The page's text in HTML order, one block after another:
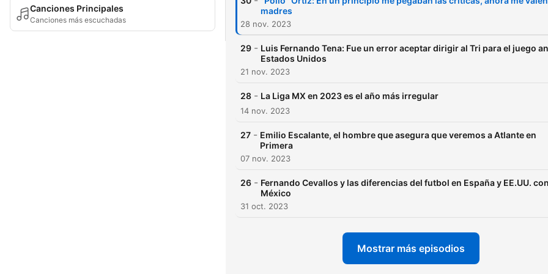
Canciones Principales
Canciones más escuchadas
TikTok: @nacionfutvox
@nacionfutvox
madres
28 nov. 2023
29 - Luis Fernando Tena: Fue un error aceptar dirigir al Tri para el juego
Estados Unidos
21 nov. 2023
28 - La Liga MX en 2023 es el año más irregular
14 nov. 2023
27 - Emilio Escalante, el hombre que asegura que veremos a Atlante en
Primera
07 nov. 2023
26 - Fernando Cevallos y las diferencias del futbol en España y EE.UU. con
México
31 oct. 2023
Mostrar más episodios